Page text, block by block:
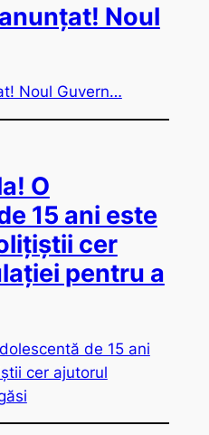
Noul
O
15 ani este
cer
pentru a